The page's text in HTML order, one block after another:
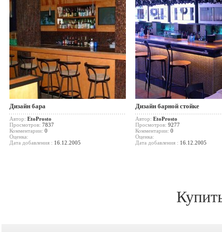
Дизайн бара
Автор: EtoProsto
Просмотров: 7837
Комментарии: 0
Оценка:
Дата добавления : 16.12.2005
Дизайн барной стойке
Автор: EtoProsto
Просмотров: 9277
Комментарии: 0
Оценка:
Дата добавления : 16.12.2005